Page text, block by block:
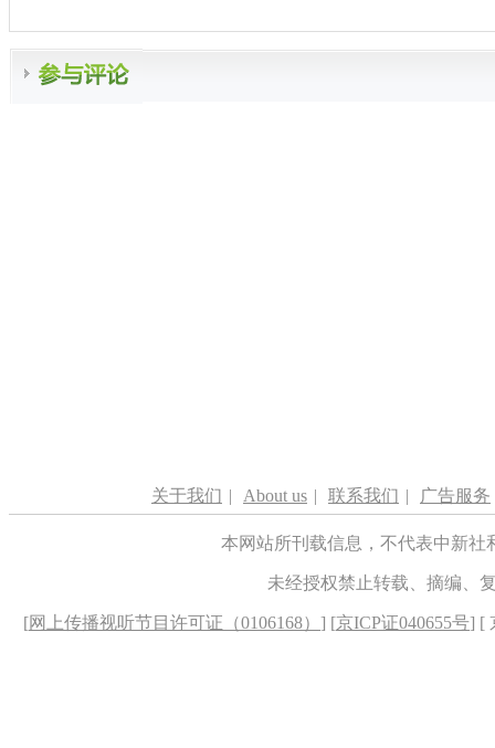
关于我们 | About us | 联系我们 | 广告服务
本网站所刊载信息，不代表中新
未经授权禁止转载、摘编、
[网上传播视听节目许可证（0106168） ] [京ICP证040655号] [